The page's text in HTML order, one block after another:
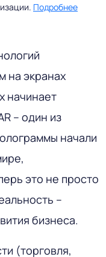
Подробнее
на экранах
начинает
– один из
начали
это не просто
–
бизнеса.
(торговля,